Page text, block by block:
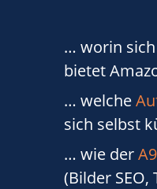
… worin
bietet
… welche
sich selbst
… wie der
(Bilder